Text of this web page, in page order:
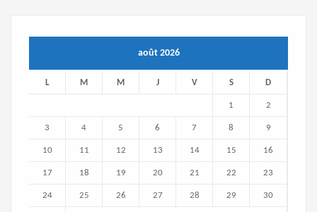
août 2026
L M M J V S D
1 2
3 4 5 6 7 8 9
10 11 12 13 14 15 16
17 18 19 20 21 22 23
24 25 26 27 28 29 30